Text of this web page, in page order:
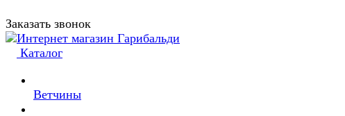
Заказать звонок
Каталог
Ветчины